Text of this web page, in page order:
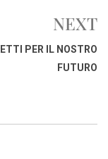
NEXT
PER IL NOSTRO
FUTURO